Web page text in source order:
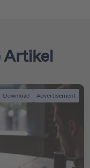
Artikel
Download Advertisement